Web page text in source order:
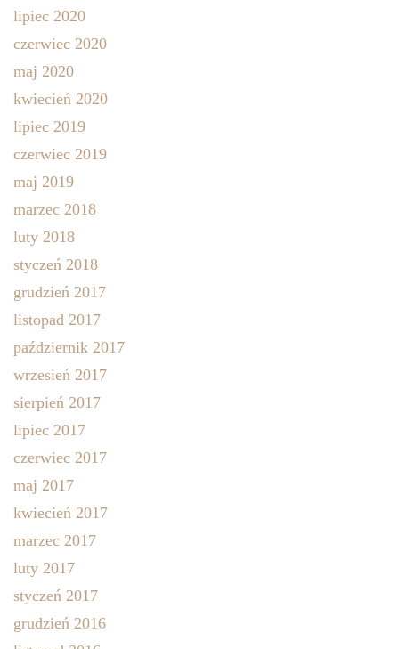
lipiec 2020
czerwiec 2020
maj 2020
kwiecień 2020
lipiec 2019
czerwiec 2019
maj 2019
marzec 2018
luty 2018
styczeń 2018
grudzień 2017
listopad 2017
październik 2017
wrzesień 2017
sierpień 2017
lipiec 2017
czerwiec 2017
maj 2017
kwiecień 2017
marzec 2017
luty 2017
styczeń 2017
grudzień 2016